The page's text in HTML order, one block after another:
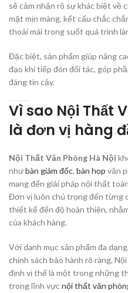
sẽ cảm nhận rõ sự khác biệt về
mặt mịn màng, kết cấu chắc
thoải mái trong suốt quá trình
Đặc biệt, sản phẩm giúp nâng
đạo khi tiếp đón đối tác, góp
đáng tin cậy.
Vì sao Nội Thất
là đơn vị hàng
Nội Thất Văn Phòng Hà Nội
nhưbàn giám đốc,bàn họp văn
mang đến giải pháp nội thất
Đơn vị luôn chú trọng đến từng
thiết kế đến độ hoàn thiện,
của khách hàng.
Với danh mục sản phẩm đa
chính sách bảo hành rõ ràng,
định vị thế là một trong những
trong lĩnh vựcnội thất văn